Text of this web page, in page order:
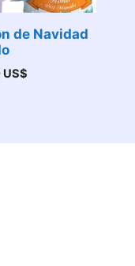
de Navidad
US$El